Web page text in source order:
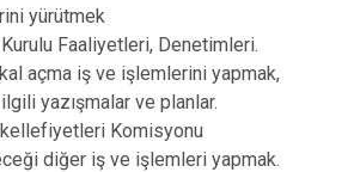
yürütmek
Faaliyetleri, Denetimleri.
açma iş ve işlemlerini yapmak,
yazışmalar ve planlar.
Komisyonu
diğer iş ve işlemleri yapmak.